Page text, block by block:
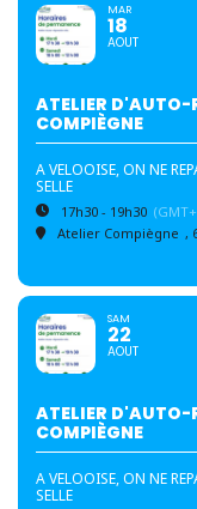
MAR
18
AOUT
ATELIER D'AUTO-
COMPIÈGNE
A VELOOISE, ON NE
SELLE
17h30 - 19h30
Atelier Compiègne ,
SAM
22
AOUT
ATELIER D'AUTO-
COMPIÈGNE
A VELOOISE, ON NE
SELLE